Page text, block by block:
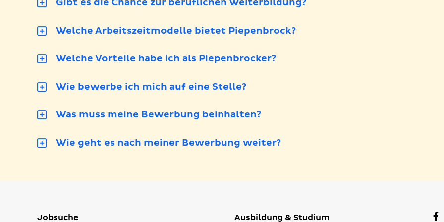
Gibt es die Chance zur beruflichen Weiterbildung?
Welche Arbeitszeitmodelle bietet Piepenbrock?
Welche Vorteile habe ich als Piepenbrocker?
Wie bewerbe ich mich auf eine Stelle?
Was muss meine Bewerbung beinhalten?
Wie geht es nach meiner Bewerbung weiter?
Jobsuche Ausbildung & Studium